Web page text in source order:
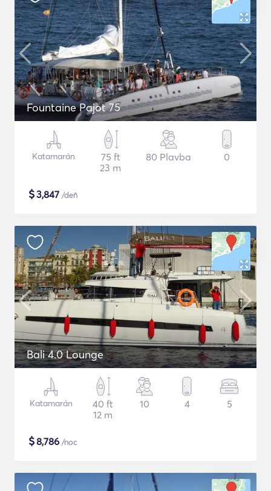
Fountaine Pajot 75
Katamarán
75 ft
23 m
80 Plavba 0
$3,847 /deň
Bali 4.0 Lounge
Katamarán
40 ft
12 m
10 4 5
$8,786 /noc